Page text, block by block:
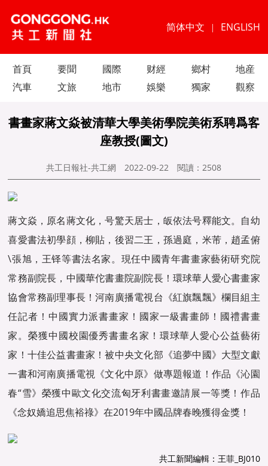
简体中文 | ENGLISH
首頁 要聞 國際 财經 鄉村
地産
汽車
文旅 地市 娛樂 獨家 觀察
書畫家蔣文焱被清華大學美術學院美術系聘爲客
座教授(圖文)
共工日報社-共工網 2022-09-22 閱讀：2508
蔣文焱，原名蔣文化，号驚天居士，皈依法号釋能文。自幼
喜愛書法初學顔，柳貼，後習二王，孫過庭，米芾，趙孟俯
\張旭，王铎等書法名家。現任中國青年書畫家藝術研究院
常務副院長，中國華佗書畫院副院長！環球華人愛心書畫家
協會常務副理事長！河南廣播電視台《紅旗飄飄》欄目組主
任記者！中國實力派書畫家！國家一級書畫師！國禮書畫
家。榮獲中國校園優秀書畫名家！環球華人愛心公益藝術
家！十佳公益書畫家！被中央文化部《追夢中國》大型文獻
一書和河南廣播電視《文化中原》做專題報道！作品《沁園
春“雪》榮獲中歐文化交流匈牙利書畫邀請展一等獎！作品
《念奴嬌追思焦裕祿》在2019年中國品牌春晚獲得金獎！
共工新聞編輯：王菲_BJ010